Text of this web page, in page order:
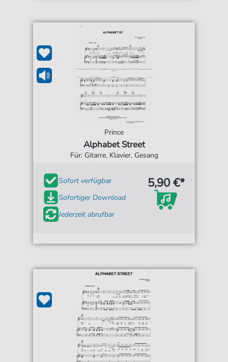
Prince
Alphabet Street
Für: Gitarre, Klavier, Gesang
Sofort verfügbar
Sofortiger Download
Jederzeit abrufbar
5,90 €*